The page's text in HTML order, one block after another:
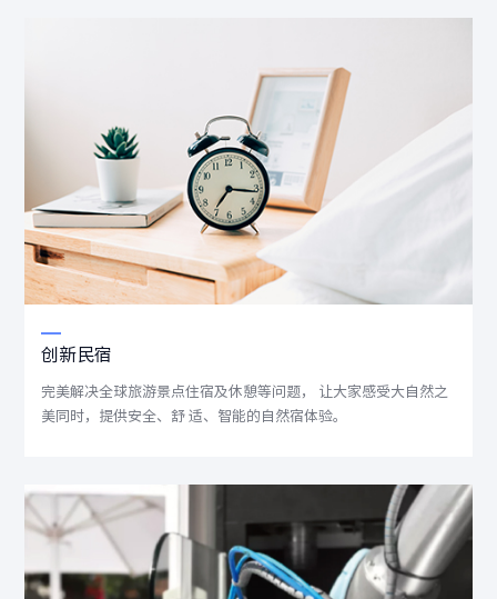
创新民宿
完美解决全球旅游景点住宿及休憩等问题， 让大家感受大自然之
美同时，提供安全、舒 适、智能的自然宿体验。